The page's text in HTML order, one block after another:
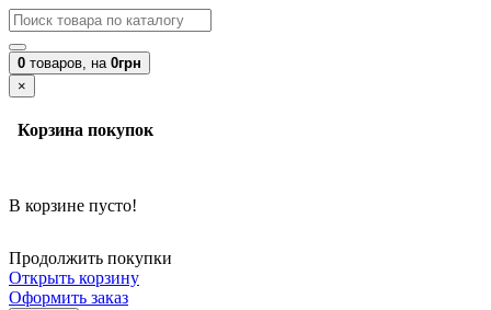
0 товаров, на 0грн
×
Корзина покупок
В корзине пусто!
Продолжить покупки
Открыть корзину
Оформить заказ